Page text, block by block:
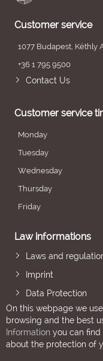
Customer service
1077 Budapest, Kéthly
+36 1 795 9500
Contact Us
Customer service
Monday
Tuesday
Wednesday
Thursday
Friday
Law informations
Laws and
Imprint
Data Protection
On this webpage we
browsing and the best
Information you can
about the protection of